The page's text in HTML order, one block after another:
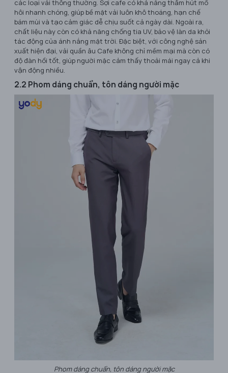
các loại vải thông thường. Sợi cafe có khả năng thấm hút mồ
hôi nhanh chóng, giúp bề mặt vải luôn khô thoáng, hạn chế
bám mùi và tạo cảm giác dễ chịu suốt cả ngày dài. Ngoài ra,
chất liệu này còn có khả năng chống tia UV, bảo vệ làn da khỏi
tác động của ánh nắng mặt trời. Đặc biệt, với công nghệ sản
xuất hiện đại, vải quần âu Cafe không chỉ mềm mại mà còn có
độ đàn hồi tốt, giúp người mặc cảm thấy thoải mái ngay cả khi
vận động nhiều.
2.2 Phom dáng chuẩn, tôn dáng người mặc
Phom dáng chuẩn, tôn dáng người mặc